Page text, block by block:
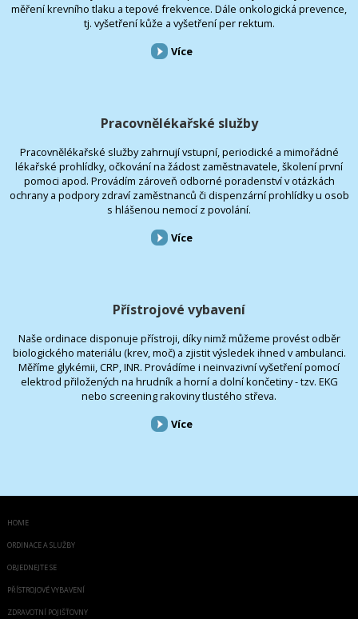
měření krevního tlaku a tepové frekvence. Dále onkologická prevence,
tj. vyšetření kůže a vyšetření per rektum.
Více
Pracovnělékařské služby
Pracovnělékařské služby zahrnují vstupní, periodické a mimořádné
lékařské prohlídky, očkování na žádost zaměstnavatele, školení první
pomoci apod. Provádím zároveň odborné poradenství v otázkách
ochrany a podpory zdraví zaměstnanců či dispenzární prohlídky u osob
s hlášenou nemocí z povolání.
Více
Přístrojové vybavení
Naše ordinace disponuje přístroji, díky nimž můžeme provést odběr
biologického materiálu (krev, moč) a zjistit výsledek ihned v ambulanci.
Měříme glykémii, CRP, INR. Provádíme i neinvazivní vyšetření pomocí
elektrod přiložených na hrudník a horní a dolní končetiny - tzv. EKG
nebo screening rakoviny tlustého střeva.
Více
HOME
ORDINACE A SLUŽBY
OBJEDNEJTE SE
PŘÍSTROJOVÉ VYBAVENÍ
ZDRAVOTNÍ POJIŠŤOVNY